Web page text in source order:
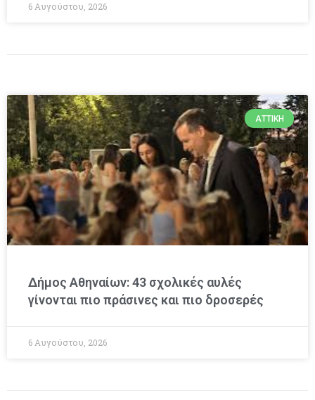
6 Αυγούστου, 2026
ΑΤΤΙΚΉ
Δήμος Αθηναίων: 43 σχολικές αυλές
γίνονται πιο πράσινες και πιο δροσερές
6 Αυγούστου, 2026